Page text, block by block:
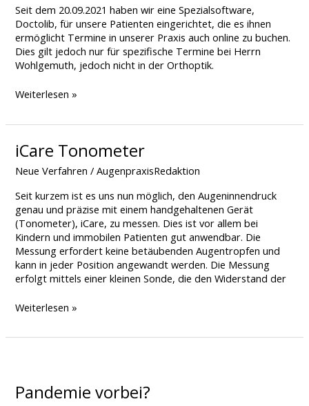
Seit dem 20.09.2021 haben wir eine Spezialsoftware,
Doctolib, für unsere Patienten eingerichtet, die es ihnen
ermöglicht Termine in unserer Praxis auch online zu buchen.
Dies gilt jedoch nur für spezifische Termine bei Herrn
Wohlgemuth, jedoch nicht in der Orthoptik.
Weiterlesen »
iCare Tonometer
Neue Verfahren /AugenpraxisRedaktion
Seit kurzem ist es uns nun möglich, den Augeninnendruck
genau und präzise mit einem handgehaltenen Gerät
(Tonometer), iCare, zu messen. Dies ist vor allem bei
Kindern und immobilen Patienten gut anwendbar. Die
Messung erfordert keine betäubenden Augentropfen und
kann in jeder Position angewandt werden. Die Messung
erfolgt mittels einer kleinen Sonde, die den Widerstand der
iCare
Tonometer
Weiterlesen »
Pandemie vorbei?​